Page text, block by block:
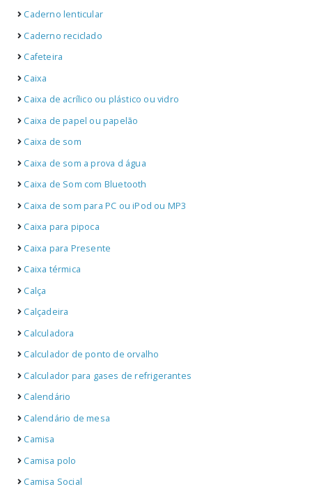
Caderno lenticular
Caderno reciclado
Cafeteira
Caixa
Caixa de acrílico ou plástico ou vidro
Caixa de papel ou papelão
Caixa de som
Caixa de som a prova d água
Caixa de Som com Bluetooth
Caixa de som para PC ou iPod ou MP3
Caixa para pipoca
Caixa para Presente
Caixa térmica
Calça
Calçadeira
Calculadora
Calculador de ponto de orvalho
Calculador para gases de refrigerantes
Calendário
Calendário de mesa
Camisa
Camisa polo
Camisa Social